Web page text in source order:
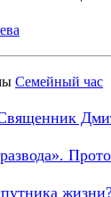
Семейный час